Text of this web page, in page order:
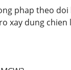
phap theo
xay dung chien